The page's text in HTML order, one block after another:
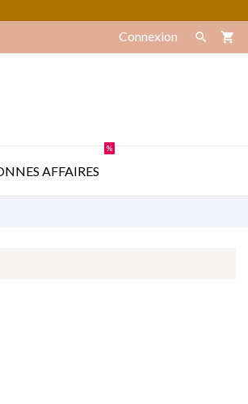
Connexion  shopping_cart
AFFAIRES
%